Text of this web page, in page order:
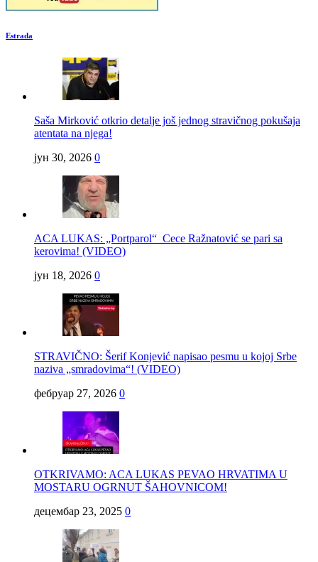
Estrada
Saša Mirković otkrio detalje još jednog stravičnog pokušaja
atentata na njega!
јун 30, 2026 0
ACA LUKAS: „Portparol“ Cece Ražnatović se pari sa
kerovima! (VIDEO)
јун 18, 2026 0
STRAVIČNO: Šerif Konjević napisao pesmu u kojoj Srbe
naziva „smradovima“! (VIDEO)
фебруар 27, 2026 0
OTKRIVAMO: ACA LUKAS PEVAO HRVATIMA U
MOSTARU OGRNUT ŠAHOVNICOM!
децембар 23, 2025 0